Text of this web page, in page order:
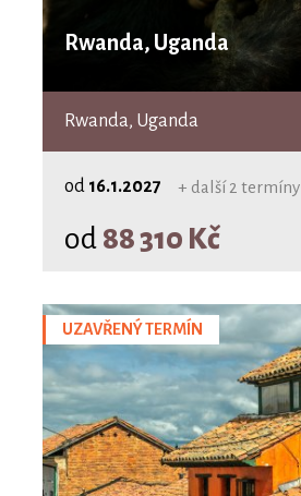
Rwanda, Uganda
Rwanda, Uganda
od 16.1.2027 + další 2 termíny
od 88 310 Kč
UZAVŘENÝ TERMÍN